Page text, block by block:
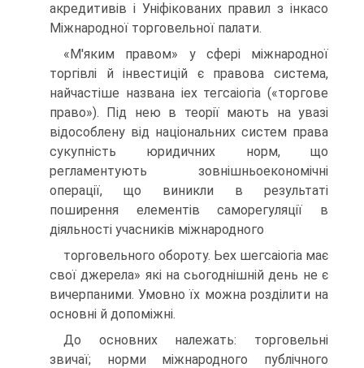
акредитивів і Уніфікованих правил з інкасо
Міжнародної торговельної палати.
«М'яким правом» у сфері міжнародної
торгівлі й інвестицій є правова система,
найчастіше названа іех тегсаіогіа («торгове
пра­во»). Під нею в теорії мають на увазі
відособлену від національних систем права
сукупність юридичних норм, що
регламентують зо­внішньоекономічні
операції, що виникли в результаті
поширення елементів саморегуляції в
діяльності учасників міжнародного
торговельного обороту. Ьех шегсаіогіа має
свої джерела» які на сьогоднішній день не є
вичерпаними. Умовно їх можна розділити на
основні й допоміжні.
До основних належать: торговельні
звичаї; норми міжнародного публічного